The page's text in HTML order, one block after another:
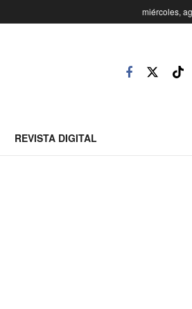
miércoles,
REVISTA DIGITAL